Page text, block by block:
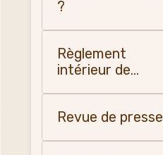
?
Règlement
intérieur de
Revue de presse